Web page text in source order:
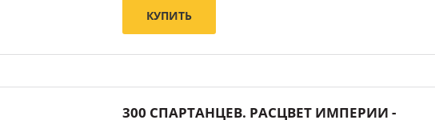
КУПИТЬ
300 СПАРТАНЦЕВ. РАСЦВЕТ ИМПЕРИИ -